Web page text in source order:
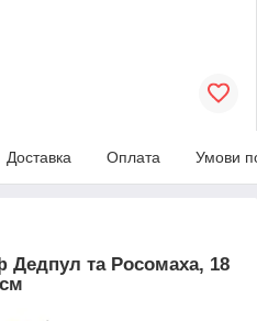
Доставка Оплата Умови
Дедпул та Росомаха, 18
см